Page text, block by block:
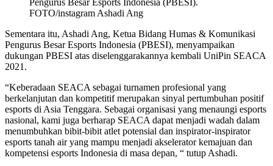
Pengurus Besar Esports Indonesia (PBESI).
FOTO/instagram Ashadi Ang
Sementara itu, Ashadi Ang, Ketua Bidang Humas & Komunikasi
Pengurus Besar Esports Indonesia (PBESI), menyampaikan
dukungan PBESI atas diselenggarakannya kembali UniPin SEACA
2021.
“Keberadaan SEACA sebagai turnamen profesional yang
berkelanjutan dan kompetitif merupakan sinyal pertumbuhan positif
esports di Asia Tenggara. Sebagai organisasi yang menaungi esports
nasional, kami juga berharap SEACA dapat menjadi wadah dalam
menumbuhkan bibit-bibit atlet potensial dan inspirator-inspirator
esports tanah air yang mampu menjadi akselerator kemajuan dan
kompetensi esports Indonesia di masa depan, “ tutup Ashadi.